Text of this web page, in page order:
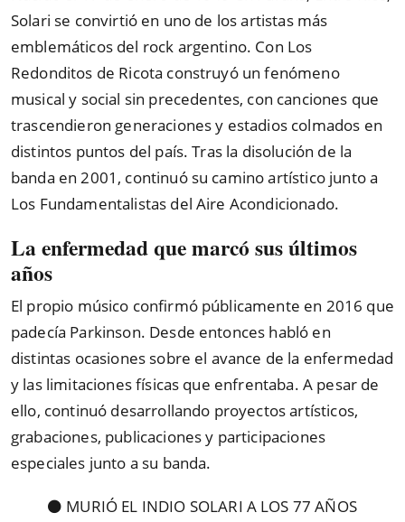
Solari se convirtió en uno de los artistas más
emblemáticos del rock argentino. Con Los
Redonditos de Ricota construyó un fenómeno
musical y social sin precedentes, con canciones que
trascendieron generaciones y estadios colmados en
distintos puntos del país. Tras la disolución de la
banda en 2001, continuó su camino artístico junto a
Los Fundamentalistas del Aire Acondicionado.
La enfermedad que marcó sus últimos
años
El propio músico confirmó públicamente en 2016 que
padecía Parkinson. Desde entonces habló en
distintas ocasiones sobre el avance de la enfermedad
y las limitaciones físicas que enfrentaba. A pesar de
ello, continuó desarrollando proyectos artísticos,
grabaciones, publicaciones y participaciones
especiales junto a su banda.
⚫ MURIÓ EL INDIO SOLARI A LOS 77 AÑOS